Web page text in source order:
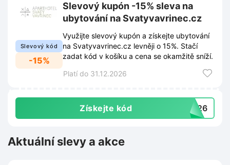
Slevový kód
-15%
Slevový kupón -15% sleva na
ubytování na Svatyvavrinec.cz
Využijte slevový kupón a získejte ubytování
na Svatyvavrinec.cz levněji o 15%. Stačí
zadat kód v košíku a cena se okamžitě sníží.
Platí do 31.12.2026
Získejte kód 2026
Aktuální slevy a akce